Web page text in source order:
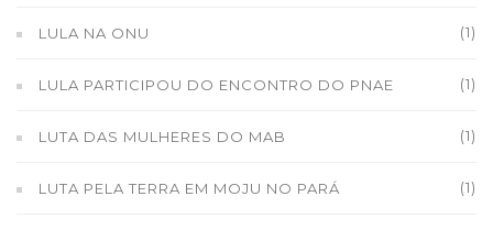
LULA NA ONU (1)
LULA PARTICIPOU DO ENCONTRO DO PNAE (1)
LUTA DAS MULHERES DO MAB (1)
LUTA PELA TERRA EM MOJU NO PARÁ (1)